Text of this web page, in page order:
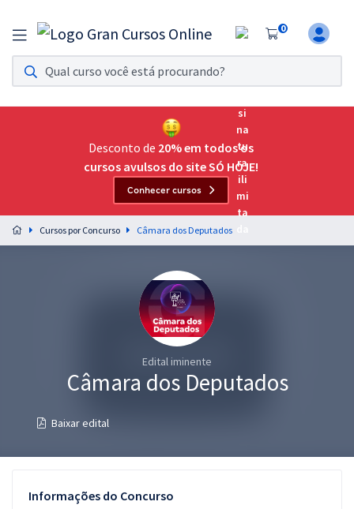
0
Assinatura Ilimitada 11
Acesso a todos os cursos. Teste grátis por 7 dias!
Assinatura OAB Até Passar
Acesso ilimitado a toda preparação para o Exame da
Preparação completa e intensiva para as principais
residências em saúde do Brasil
Desconto de 20% em todos os
cursos avulsos do site SÓ HOJE!
Conhecer cursos
Cursos por Concurso Câmara dos Deputados
Edital iminente
Câmara dos Deputados
Baixar edital
Informações do Concurso